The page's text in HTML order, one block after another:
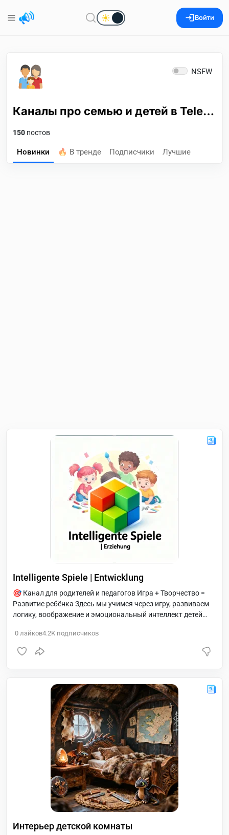
Войти
NSFW
Каналы про семью и детей в Telegram
150 постов
Новинки 🔥 В тренде Подписчики Лучшие
Intelligente Spiele | Entwicklung
🎯 Канал для родителей и педагогов Игра + Творчество =
Развитие ребёнка Здесь мы учимся через игру, развиваем
логику, воображение и эмоциональный интеллект детей
найдёшь: Обзоры развивающих игр 🎲 DIY-поделки своими
руками ✂️ Идеи для занятий дома 🏠 Советы по
воспитанию 👨‍👩‍👧 Научные основы развития детей 🧠 📌
Присоединяйся к сообществу
0 лайков4.2K подписчиков
Интерьер детской комнаты